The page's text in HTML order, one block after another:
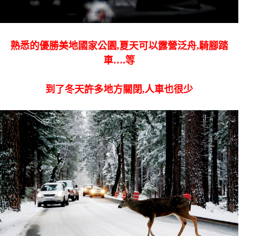
熟悉的優勝美地國家公園,夏天可以露營泛舟,騎腳踏
車….等
到了冬天許多地方關閉,人車也很少